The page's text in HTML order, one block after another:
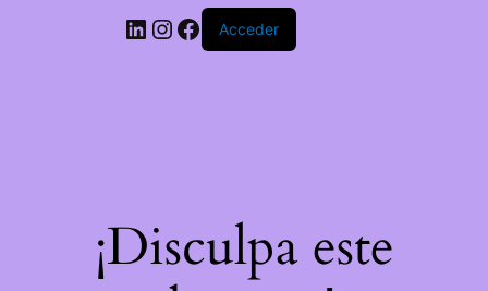
Acceder
¡Disculpa este